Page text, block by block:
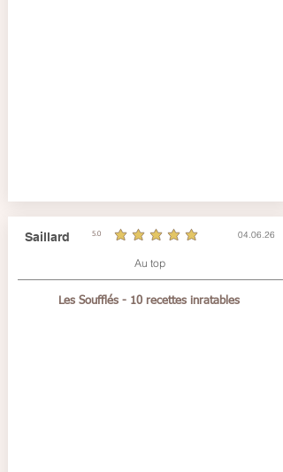
Saillard 5.0
la note moyenne est 5 sur 5 04.06.26
Au top
Les Soufflés - 10 recettes inratables